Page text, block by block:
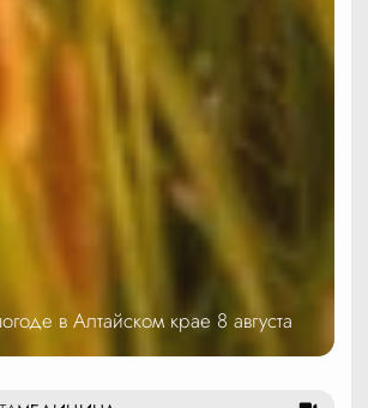
в Алтайском крае 8 августа